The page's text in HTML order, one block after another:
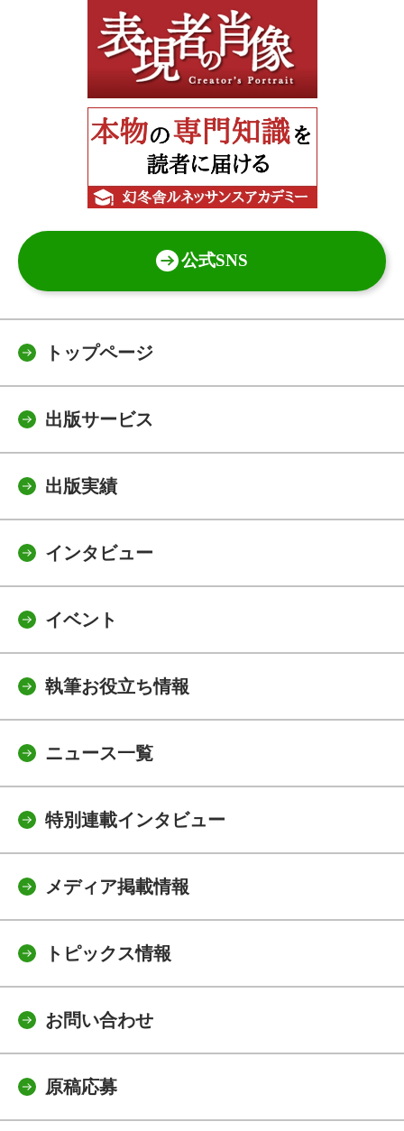
公式SNS
トップページ
出版サービス
出版実績
インタビュー
イベント
執筆お役立ち情報
ニュース一覧
特別連載インタビュー
メディア掲載情報
トピックス情報
お問い合わせ
原稿応募